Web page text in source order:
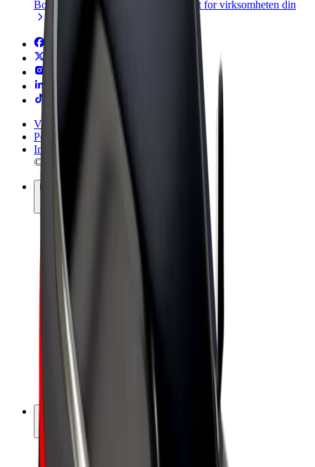
Bolt-produkter og tjenester oppskalert for virksomheten din
Vilkår og betingelser
Personvern
Informasjonskapsler
© 2026 Bolt Technology OÜ
Produkter
Turer
Sparkesykler
Bolt Market
Bolt Food
Bolt Drive
Bolt for Business
El-sykler
Bolt Pluss
Tjen med Bolt
Sjåfører